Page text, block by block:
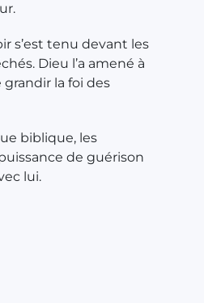
s’est tenu devant les
Dieu l’a amené à
grandir la foi des
biblique, les
de guérison
lui.